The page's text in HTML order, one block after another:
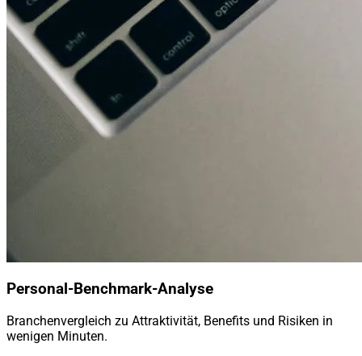
Personal-Benchmark-Analyse
Branchenvergleich zu Attraktivität, Benefits und Risiken in
wenigen Minuten.